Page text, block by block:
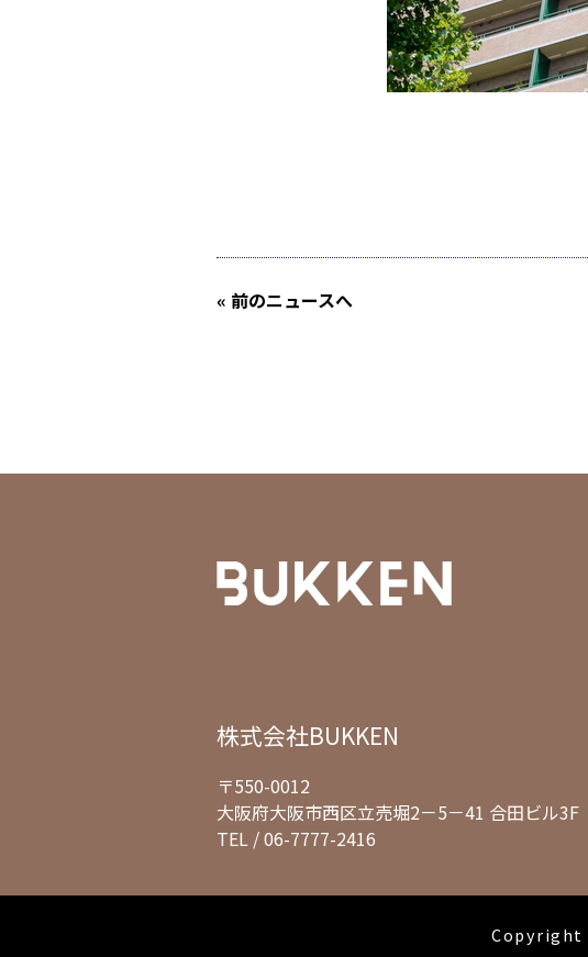
« 前のニュースへ
株式会社BUKKEN
〒550-0012
大阪府大阪市西区立売堀2－5－41 合田ビル3F
TEL /06-7777-2416
Copyright